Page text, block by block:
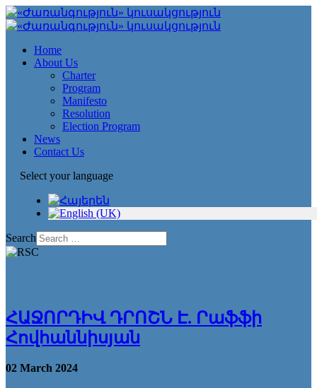
Home
About Us
Charter
Program
Manifesto
Resolution
Election Program
News
Contact Us
Select your language
Search
ՀԱՋՈՐԴԻՎ ԴՐՈՇՆ Է. Րաֆֆի
Հովհաննիսյան
02 March 2024